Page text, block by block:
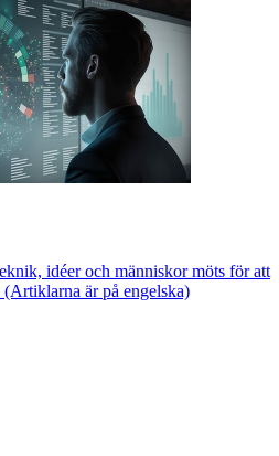
idéer och människor möts för att
är på engelska)